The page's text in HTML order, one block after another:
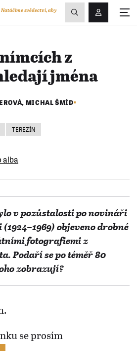
Přihlášení/
Natáčíme svědectví, aby
Zobrazit
vyhledávání
z
jména
, MICHAL ŠMÍD
TEREZÍN
v pozůstalosti po novináři
objeveno drobné
fotografiemi z
Podaří se po téměř 80
zobrazují?
se prosím